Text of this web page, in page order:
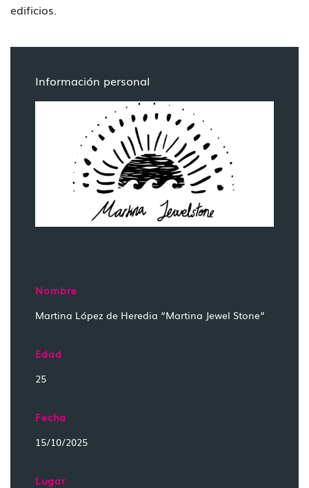
edificios.
Información personal
Nombre
Martina López de Heredia “Martina Jewel Stone”
Edad
25
Fecha
15/10/2025
Lugar